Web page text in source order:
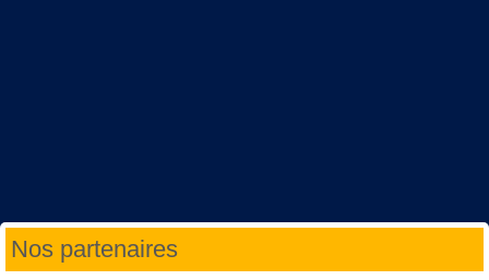
Nos partenaires
Année
précédente
Mois
précédent
Année
suivante
Mois
suivant